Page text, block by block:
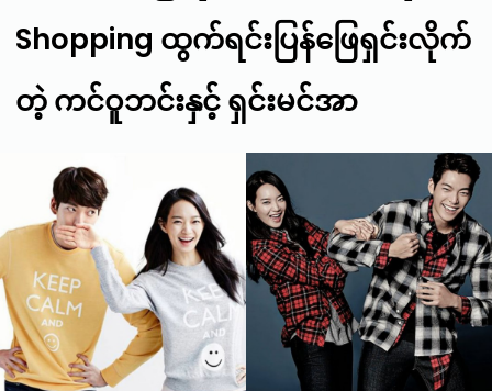
Shopping ထွက်ရင်းပြန်ဖြေရှင်းလိုက်
တဲ့ ကင်ဝူဘင်းနှင့် ရှင်းမင်အာ